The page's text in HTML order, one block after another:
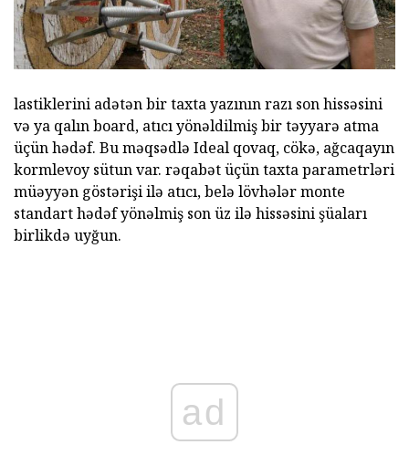
lastiklerini adətən bir taxta yazının razı son hissəsini
və ya qalın board, atıcı yönəldilmiş bir təyyarə atma
üçün hədəf. Bu məqsədlə Ideal qovaq, cökə, ağcaqayın
kormlevoy sütun var. rəqabət üçün taxta parametrləri
müəyyən göstərişi ilə atıcı, belə lövhələr monte
standart hədəf yönəlmiş son üz ilə hissəsini şüaları
birlikdə uyğun.
ad